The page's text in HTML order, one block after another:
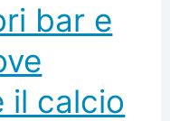
bar e
il calcio